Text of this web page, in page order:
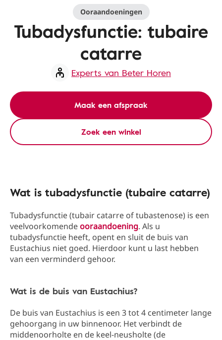
Ooraandoeningen
Tubadysfunctie: tubaire
catarre
Experts van Beter Horen
Maak een afspraak
Zoek een winkel
Wat is tubadysfunctie (tubaire catarre)
Tubadysfunctie (tubair catarre of tubastenose) is een
veelvoorkomendeooraandoening. Als u
tubadysfunctie heeft, opent en sluit de buis van
Eustachius niet goed. Hierdoor kunt u last hebben
van een verminderd gehoor.
Wat is de buis van Eustachius?
De buis van Eustachius is een 3 tot 4 centimeter lange
gehoorgang in uw binnenoor. Het verbindt de
middenoorholte en de keel-neusholte (de